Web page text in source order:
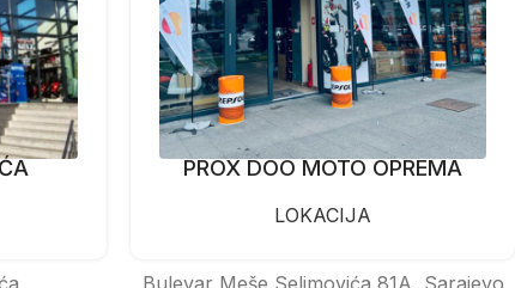
PROX DOO MOTO OPREMA
LOKACIJA
Bulevar Meše Selimovića 81A, Sarajevo